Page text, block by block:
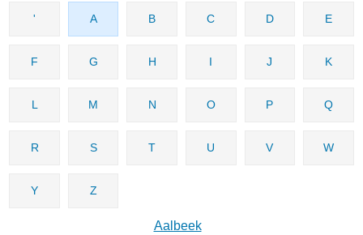
' A B C D E
F G H I J K
L M N O P Q
R S T U V W
Y Z
Aalbeek